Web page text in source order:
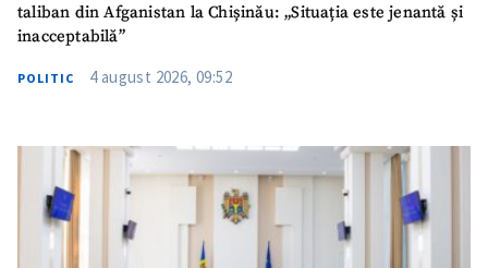
taliban din Afganistan la Chișinău: „Situația este jenantă și
inacceptabilă”
POLITIC 4 august 2026, 09:52